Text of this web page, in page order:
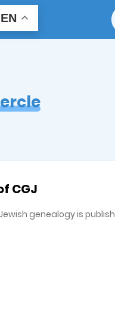
EN
CGJ
genealogy is